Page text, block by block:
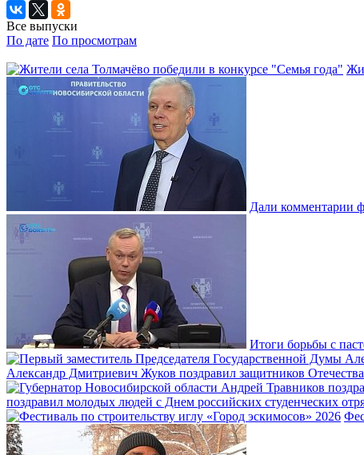
Все выпуски
По дате По просмотрам
Дали комментарии
Итоги борьбы с
Александр Дмитриевич Жуков поздравил защитников Отечества
поздравил молодых людей с Днем российских студенческих